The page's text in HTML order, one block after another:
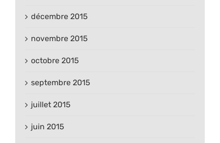
décembre 2015
novembre 2015
octobre 2015
septembre 2015
juillet 2015
juin 2015